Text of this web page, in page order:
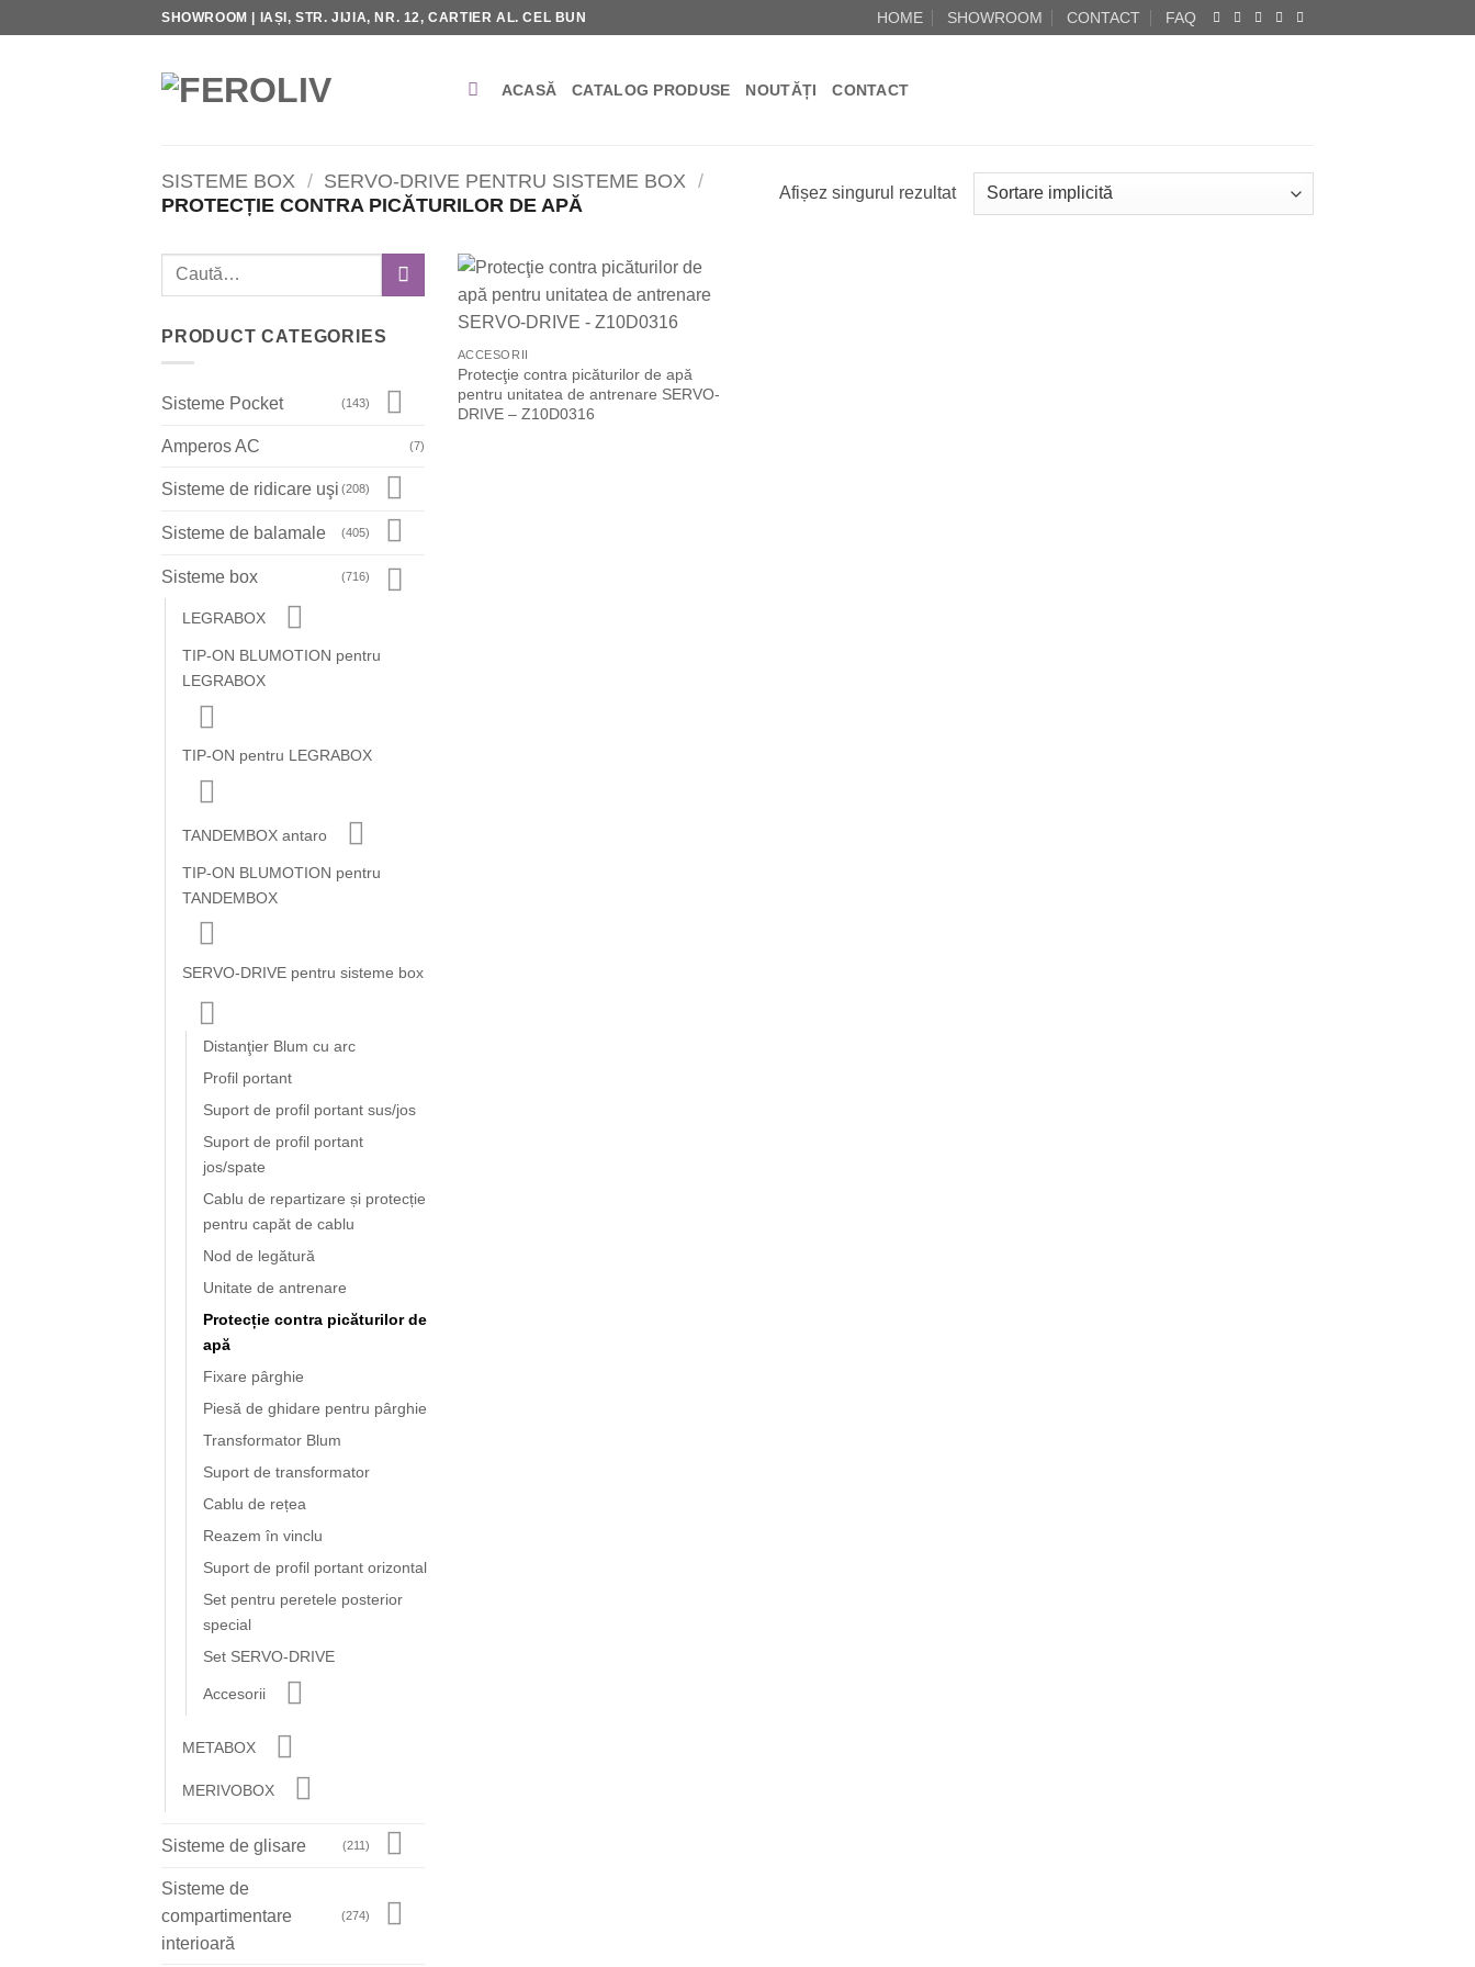
to
SHOWROOM | IAȘI, STR. JIJIA, NR. 12, CARTIER AL. CEL BUN HOME SHOWROOM CONTACT FAQ
ACASĂ CATALOG PRODUSE NOUTĂȚI CONTACT
SISTEME BOX / SERVO-DRIVE PENTRU SISTEME BOX /
PROTECȚIE CONTRA PICĂTURILOR DE APĂ
Afișez singurul rezultat
Caută
PRODUCT CATEGORIES
Sisteme Pocket (143)
Amperos AC (7)
Sisteme de ridicare uşi (208)
Sisteme de balamale (405)
Sisteme box (716)
LEGRABOX
TIP-ON BLUMOTION pentru
LEGRABOX
TIP-ON pentru LEGRABOX
TANDEMBOX antaro
TIP-ON BLUMOTION pentru
TANDEMBOX
SERVO-DRIVE pentru sisteme box
Distanţier Blum cu arc
Profil portant
Suport de profil portant sus/jos
Suport de profil portant
jos/spate
Cablu de repartizare și protecție
pentru capăt de cablu
Nod de legătură
Unitate de antrenare
Protecție contra picăturilor de
apă
Fixare pârghie
Piesă de ghidare pentru pârghie
Transformator Blum
Suport de transformator
Cablu de rețea
Reazem în vinclu
Suport de profil portant orizontal
Set pentru peretele posterior
special
Set SERVO-DRIVE
Accesorii
METABOX
MERIVOBOX
Sisteme de glisare (211)
Sisteme de
compartimentare
interioară
(274)
Add to
Wishlist
ACCESORII
Protecţie contra picăturilor de apă
pentru unitatea de antrenare SERVO-
DRIVE – Z10D0316